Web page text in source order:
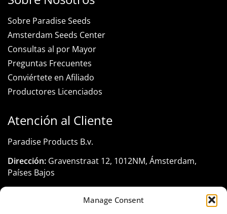
Manage Consent
Sobre Paradise Seeds
Amsterdam Seeds Center
Consultas al por Mayor
Preguntas Frecuentes
Conviértete en Afiliado
Productores Licenciados
Atención al Cliente
Paradise Products B.v.
Dirección: Gravenstraat 12, 1012NM, Ámsterdam,
Países Bajos